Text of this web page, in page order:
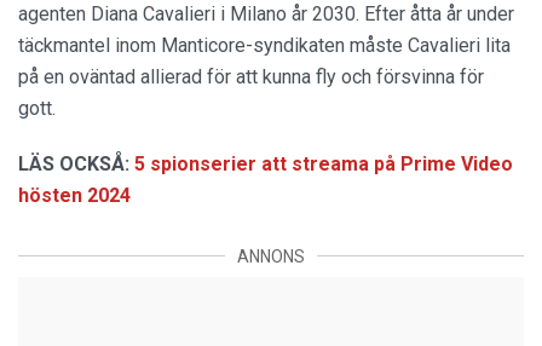
agenten Diana Cavalieri i Milano år 2030. Efter åtta år under
täckmantel inom Manticore-syndikaten måste Cavalieri lita
på en oväntad allierad för att kunna fly och försvinna för
gott.
LÄS OCKSÅ: 5 spionserier att streama på Prime Video
hösten 2024
ANNONS